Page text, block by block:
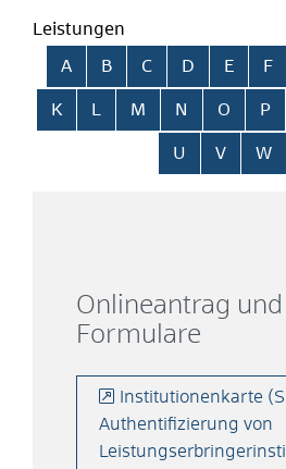
Leistungen
Alphabetisches Register
A B C D E F
K L M N O P
U V W
Onlineantrag und
Formulare
Institutionenkarte
Authentifizierung von